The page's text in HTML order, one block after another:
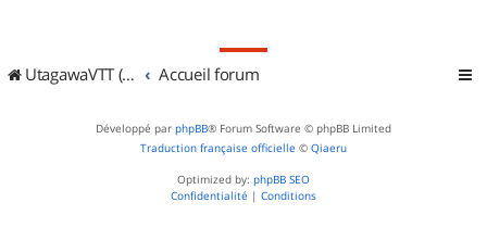
UtagawaVTT (Randos VTT et VTTAE avec traces GPS) Accueil forum
Développé par phpBB® Forum Software © phpBB Limited
Traduction française officielle © Qiaeru
Optimized by: phpBB SEO
Confidentialité | Conditions